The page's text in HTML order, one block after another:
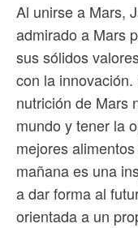
Al unirse a Mars,
admirado a Mars
sus sólidos
con la
nutrición de Mars
mundo y tener la
mejores
mañana es una
a dar forma al
orientada a un